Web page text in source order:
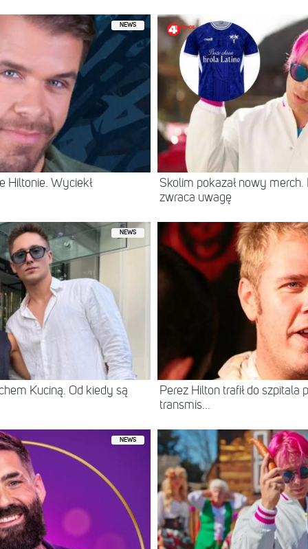
NEWS
Hiltonie. Wyciekł
Skolim pokazał nowy
zwraca uwagę
NEWS
Kuciną. Od kiedy są
Perez Hilton trafił do szpitala
transmis...
NEWS